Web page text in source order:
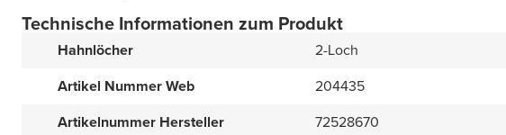
Technische Informationen zum Produkt
Hahnlöcher
2-Loch
Artikel Nummer Web
204435
Artikelnummer Hersteller
72528670